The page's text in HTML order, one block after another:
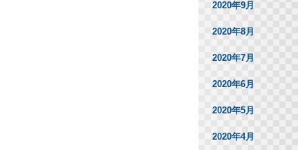
2020年9月
2020年8月
2020年7月
2020年6月
2020年5月
2020年4月